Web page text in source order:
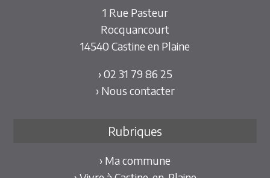
1 Rue Pasteur
Rocquancourt
14540 Castine en Plaine
› 02 31 79 86 25
› Nous contacter
Rubriques
› Ma commune